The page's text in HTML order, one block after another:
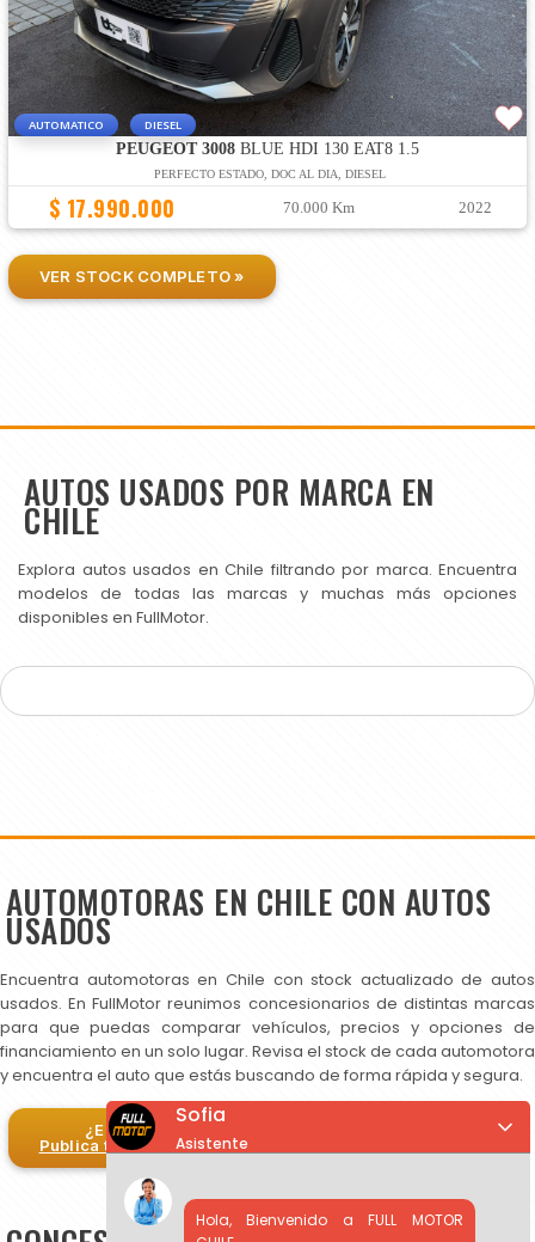
AUTOMATICO DIESEL
PEUGEOT 3008BLUE HDI 130 EAT8 1.5
PERFECTO ESTADO, DOC AL DIA, DIESEL
$ 17.990.000 70.000 Km 2022
VER STOCK COMPLETO »
AUTOS USADOS POR MARCA EN
CHILE
Explora autos usados en Chile filtrando por marca. Encuentra
modelos de todas las marcas y muchas más opciones
disponibles en FullMotor.
AUTOMOTORAS EN CHILE CON AUTOS
USADOS
Encuentra automotoras en Chile con stock actualizado de autos
usados. En FullMotor reunimos concesionarios de distintas marcas
para que puedas comparar vehículos, precios y opciones de
financiamiento en un solo lugar. Revisa el stock de cada automotora
y encuentra el auto que estás buscando de forma rápida y segura.
¿Eres automotora?
Publica tus autos en FullMotor
Sofia
Asistente
Hola, Bienvenido a FULL MOTOR